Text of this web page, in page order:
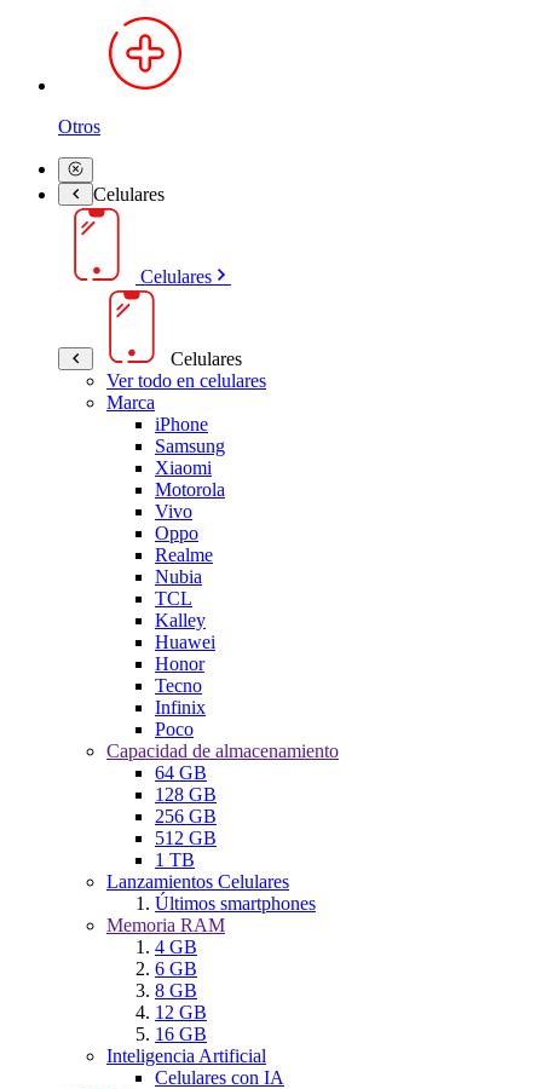
Otros
Celulares
Celulares
Celulares
Ver todo en celulares
Marca
iPhone
Samsung
Xiaomi
Motorola
Vivo
Oppo
Realme
Nubia
TCL
Kalley
Huawei
Honor
Tecno
Infinix
Poco
Capacidad de almacenamiento
64 GB
128 GB
256 GB
512 GB
1 TB
Lanzamientos Celulares
Últimos smartphones
Memoria RAM
4 GB
6 GB
8 GB
12 GB
16 GB
Inteligencia Artificial
Celulares con IA